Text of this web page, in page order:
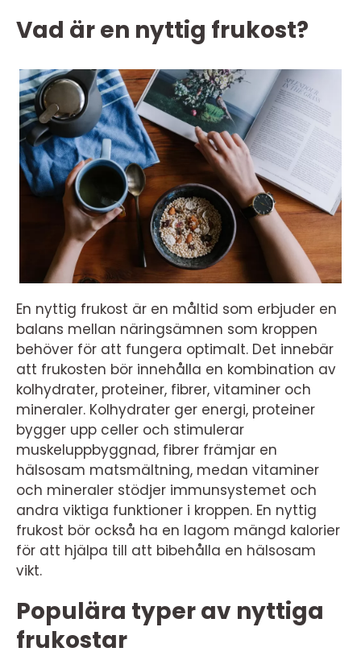
Vad är en nyttig frukost?
En nyttig frukost är en måltid som erbjuder en
balans mellan näringsämnen som kroppen
behöver för att fungera optimalt. Det innebär
att frukosten bör innehålla en kombination av
kolhydrater, proteiner, fibrer, vitaminer och
mineraler. Kolhydrater ger energi, proteiner
bygger upp celler och stimulerar
muskeluppbyggnad, fibrer främjar en
hälsosam matsmältning, medan vitaminer
och mineraler stödjer immunsystemet och
andra viktiga funktioner i kroppen. En nyttig
frukost bör också ha en lagom mängd kalorier
för att hjälpa till att bibehålla en hälsosam
vikt.
Populära typer av nyttiga
frukostar